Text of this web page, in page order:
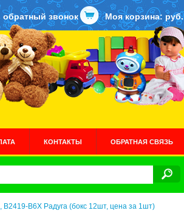
обратный звонок Моя корзина: руб.
КОНТАКТЫ ОБРАТНАЯ СВЯЗЬ
B2419-B6X Радуга (бокс 12шт, цена за 1шт)